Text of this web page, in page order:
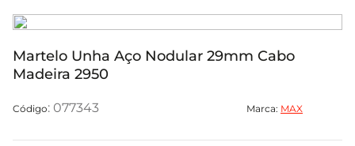
Martelo Unha Aço Nodular 29mm Cabo
Madeira 2950
: 077343 Marca: MAX
2º
luminaria
4º
cabo pp